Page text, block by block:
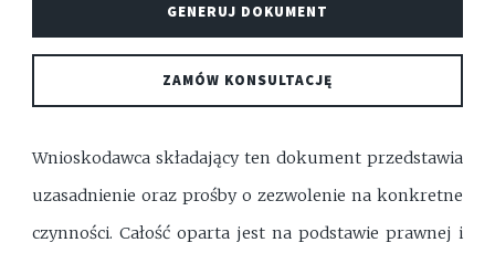
GENERUJ DOKUMENT
ZAMÓW KONSULTACJĘ
Wnioskodawca składający ten dokument przedstawia
uzasadnienie oraz prośby o zezwolenie na konkretne
czynności. Całość oparta jest na podstawie prawnej i